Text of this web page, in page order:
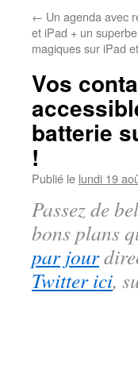
← Un agenda avec
et iPad + un
magiques sur iPad
Vos
batterie
!
Publié le lundi 19
Passez de
bons plans
par jour
Twitter ici,